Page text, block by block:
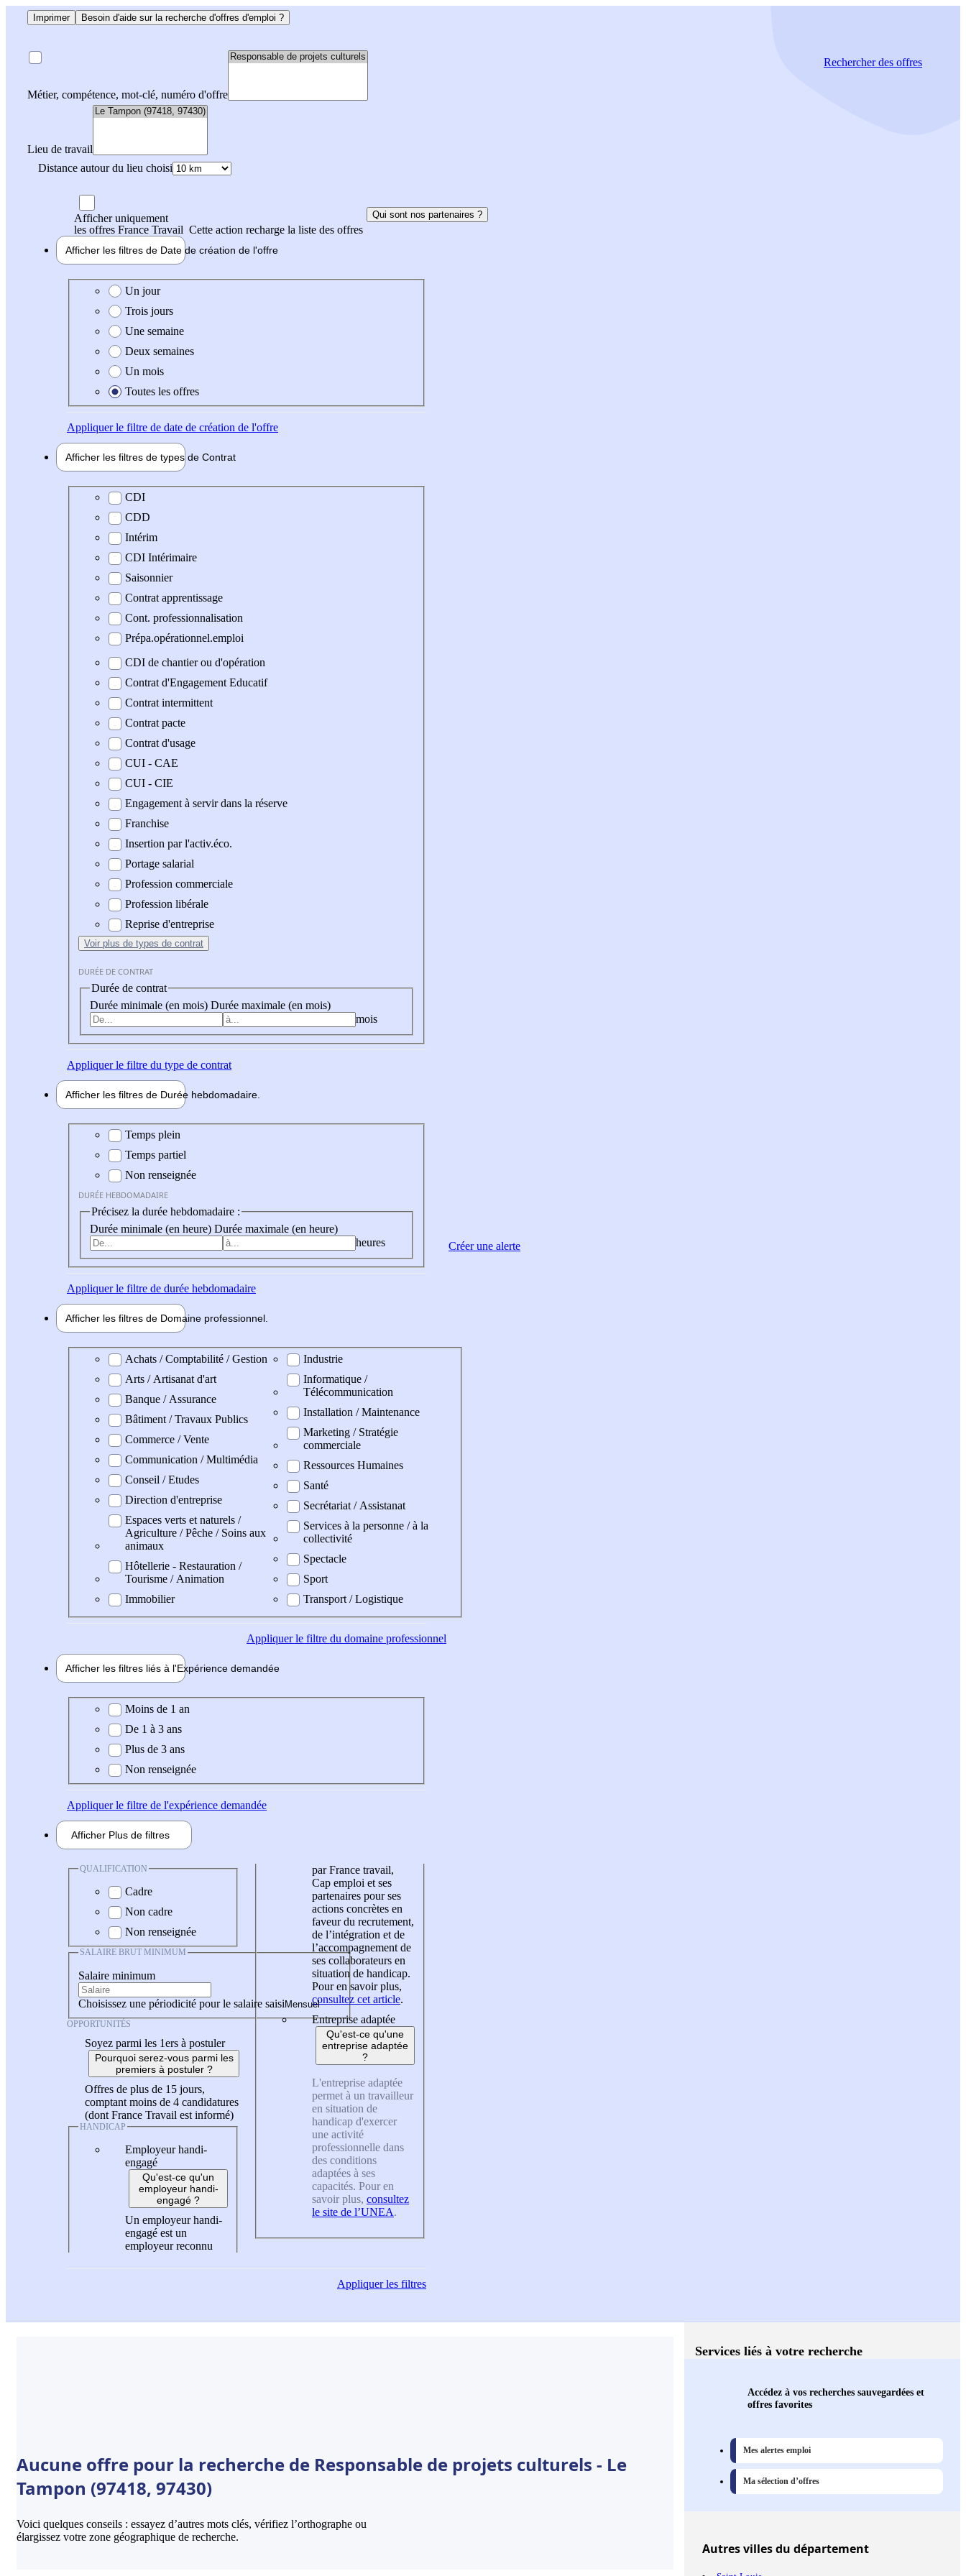
Imprimer Besoin d'aide sur la recherche d'offres d'emploi ?
Métier, compétence, mot-clé, numéro d'offre
Lieu de travail
Distance autour du lieu choisi
Rechercherdes offres
Afficher uniquement
les offres France Travail Cette action recharge la liste des offres
Qui sont nos partenaires ?
Afficher les filtres de Date de création de l'offre
Date de création de l'offre
Un jour
Trois jours
Une semaine
Deux semaines
Un mois
Toutes les offres
Appliquerle filtre de date de création de l'offre
Afficher les filtres de types de Contrat
Type de contrat
CDI
CDD
Intérim
CDI Intérimaire
Saisonnier
Contrat apprentissage
Cont. professionnalisation
Prépa.opérationnel.emploi
CDI de chantier ou d'opération
Contrat d'Engagement Educatif
Contrat intermittent
Contrat pacte
Contrat d'usage
CUI - CAE
CUI - CIE
Engagement à servir dans la réserve
Franchise
Insertion par l'activ.éco.
Portage salarial
Profession commerciale
Profession libérale
Reprise d'entreprise
Voir plus de types de contrat
DURÉE DE CONTRAT
Durée de contrat
Durée minimale (en mois) Durée maximale (en mois)
mois
Appliquerle filtre du type de contrat
Afficher les filtres de Durée hebdomadaire
Durée hebdomadaire
Temps plein
Temps partiel
Non renseignée
DURÉE HEBDOMADAIRE
Précisez la durée hebdomadaire :
Durée minimale (en heure) Durée maximale (en heure)
heures
Appliquerle filtre de durée hebdomadaire
Afficher les filtres de Domaine professionnel
Domaine professionel
Achats / Comptabilité / Gestion
Arts / Artisanat d'art
Banque / Assurance
Bâtiment / Travaux Publics
Commerce / Vente
Communication / Multimédia
Conseil / Etudes
Direction d'entreprise
Espaces verts et naturels /
Agriculture / Pêche / Soins aux
animaux
Hôtellerie - Restauration /
Tourisme / Animation
Immobilier
Industrie
Informatique /
Télécommunication
Installation / Maintenance
Marketing / Stratégie
commerciale
Ressources Humaines
Santé
Secrétariat / Assistanat
Services à la personne / à la
collectivité
Spectacle
Sport
Transport / Logistique
Appliquerle filtre du domaine professionnel
Afficher les filtres liés à l'Expérience demandée
Expérience demandée
Moins de 1 an
De 1 à 3 ans
Plus de 3 ans
Non renseignée
Appliquerle filtre de l'expérience demandée
Afficher Plus de filtres
QUALIFICATION
Cadre
Non cadre
Non renseignée
SALAIRE BRUT MINIMUM
Salaire minimum
Choisissez une périodicité pour le salaire saisi
OPPORTUNITÉS
Soyez parmi les 1ers à postuler
Pourquoi serez-vous parmi les
premiers à postuler ?
Offres de plus de 15 jours,
comptant moins de 4 candidatures
(dont France Travail est informé)
HANDICAP
Employeur handi-
engagé
Qu'est-ce qu'un
employeur handi-
engagé ?
Un employeur handi-
engagé est un
employeur reconnu
par France travail,
Cap emploi et ses
partenaires pour ses
actions concrètes en
faveur du recrutement,
de l’intégration et de
l’accompagnement de
ses collaborateurs en
situation de handicap.
Pour en savoir plus,
consultez cet article.
Entreprise adaptée
Qu'est-ce qu'une
entreprise adaptée
?
L'entreprise adaptée
permet à un travailleur
en situation de
handicap d'exercer
une activité
professionnelle dans
des conditions
adaptées à ses
capacités. Pour en
savoir plus, consultez
le site de l’UNEA.
Appliquerles filtres
Créer une alerte
Aucune offre pour la recherche de Responsable de projets culturels - Le
Tampon (97418, 97430)
Voici quelques conseils : essayez d’autres mots clés, vérifiez l’orthographe ou
élargissez votre zone géographique de recherche.
Services liés à votre recherche
Accédez à vos recherches sauvegardées et
offres favorites
Mes alertes emploi
Ma sélection d’offres
Autresvillesdu département